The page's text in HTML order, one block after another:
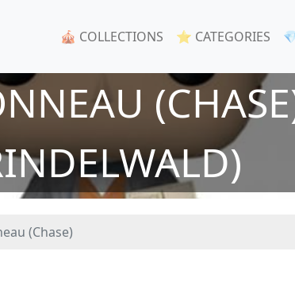
🎪 COLLECTIONS ⭐ CATEGORIES
(Chase)